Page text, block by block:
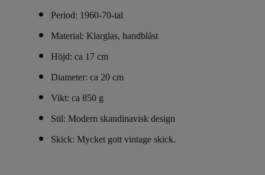
Period: 1960-70-tal
Material: Klarglas, handblåst
Höjd: ca 17 cm
Diameter: ca 20 cm
Vikt: ca 850 g
Stil: Modern skandinavisk design
Skick: Mycket gott vintage skick.